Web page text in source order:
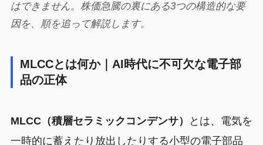
はできません。株価急騰の裏にある3つの構造的な要
因を、順を追って解説します。
MLCCとは何か｜AI時代に不可欠な電子部
品の正体
MLCC（積層セラミックコンデンサ）
とは、電気を
一時的に蓄えたり放出したりする小型の電子部品